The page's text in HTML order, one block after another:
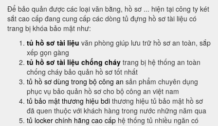
Để bảo quản được các loại văn bằng, hồ sơ ... hiện tại công ty két
sắt cao cấp đang cung cấp các dòng tủ đựng hồ sơ tài liệu có
trang bị khóa bảo mật như:
tủ hồ sơ tài liệu văn phòng giúp lưu trữ hồ sơ an toàn, sắp
xếp gọn gàng
tủ hồ sơ tài liệu chống cháy trang bị hệ thống an toàn
chống cháy bảo quản hồ sơ tốt nhất
tủ hồ sơ dùng trong bộ công an sản phẩm chuyên dụng
phục vụ bảo quản hồ sơ cho bộ công an việt nam
tủ bảo mật thương hiệu bdi thương hiệu tủ bảo mật hồ sơ
đã quen thuộc với khách hàng trong nước những năm qua
tủ locker chính hãng cao cấp hệ thống tủ nhiều ngăn có